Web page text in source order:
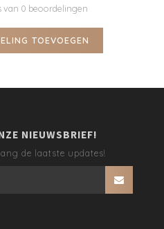
van 0 beoordelingen
TOEVOEGEN
NIEUWSBRIEF!
de laatste updates!